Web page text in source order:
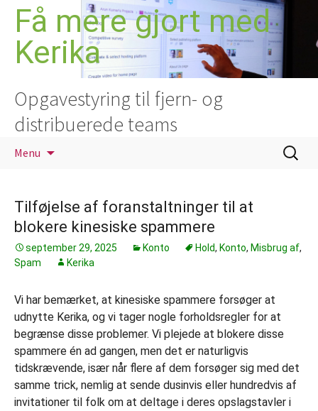
Hop
indhold
Få mere gjort med
Kerika
Opgavestyring til fjern- og
distribuerede teams
Menu
Søg
efter:
Tilføjelse af foranstaltninger til at
blokere kinesiske spammere
september 29, 2025 Konto Hold, Konto, Misbrug af,
Spam
Kerika
Vi har bemærket, at kinesiske spammere forsøger at
udnytte Kerika, og vi tager nogle forholdsregler for at
begrænse disse problemer. Vi plejede at blokere disse
spammere én ad gangen, men det er naturligvis
tidskrævende, især når flere af dem forsøger sig med det
samme trick, nemlig at sende dusinvis eller hundredvis af
invitationer til folk om at deltage i deres opslagstavler i